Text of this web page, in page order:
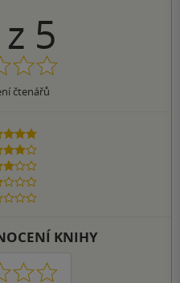
z 5
čtenářů
5 hvězdiček
4 hvězdičky
hvězdičky
KNIHY
5